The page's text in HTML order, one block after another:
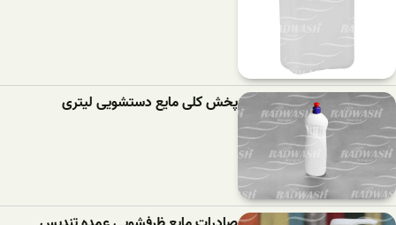
پخش کلی مایع دستشویی لیتری